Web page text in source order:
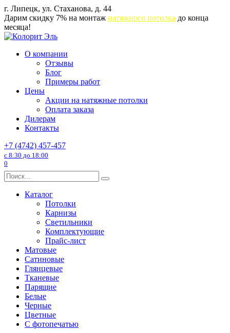
Перейти
к
содержанию
г. Липецк, ул. Стаханова, д. 44
Дарим скидку 7% на монтаж натяжного потолка до конца
месяца!
О компании
Отзывы
Блог
Примеры работ
Цены
Акции на натяжные потолки
Оплата заказа
Дилерам
Контакты
+7 (4742) 457-457
с 8:30 до 18:00
0
Search
for:
Каталог
Потолки
Карнизы
Светильники
Комплектующие
Прайс-лист
Матовые
Сатиновые
Глянцевые
Тканевые
Парящие
Белые
Черные
Цветные
С фотопечатью